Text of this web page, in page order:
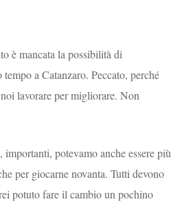
è mancata la possibilità di
a Catanzaro. Peccato, perché
lavorare per migliorare. Non
potevamo anche essere più
per giocarne novanta. Tutti devono
potuto fare il cambio un pochino